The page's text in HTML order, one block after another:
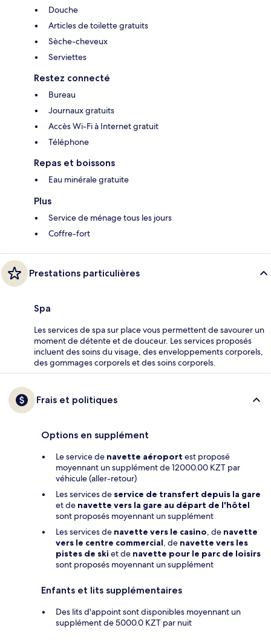
Douche
Articles de toilette gratuits
Sèche-cheveux
Serviettes
Restez connecté
Bureau
Journaux gratuits
Accès Wi-Fi à Internet gratuit
Téléphone
Repas et boissons
Eau minérale gratuite
Plus
Service de ménage tous les jours
Coffre-fort
Prestations particulières
Spa
Les services de spa sur place vous permettent de savourer un
moment de détente et de douceur. Les services proposés
incluent des soins du visage, des enveloppements corporels,
des gommages corporels et des soins corporels.
Frais et politiques
Options en supplément
Le service de navette aéroport est proposé
moyennant un supplément de 12000.00 KZT par
véhicule (aller-retour)
Les services de service de transfert depuis la gare
et de navette vers la gare au départ de l'hôtel
sont proposés moyennant un supplément
Les services de navette vers le casino, de navette
vers le centre commercial, de navette vers les
pistes de ski et de navette pour le parc de loisirs
sont proposés moyennant un supplément
Enfants et lits supplémentaires
Des lits d'appoint sont disponibles moyennant un
supplément de 5000.0 KZT par nuit